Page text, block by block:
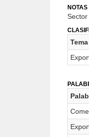
NOTAS
Tema